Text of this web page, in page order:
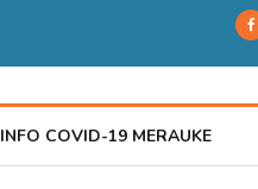
INFO COVID-19 MERAUKE